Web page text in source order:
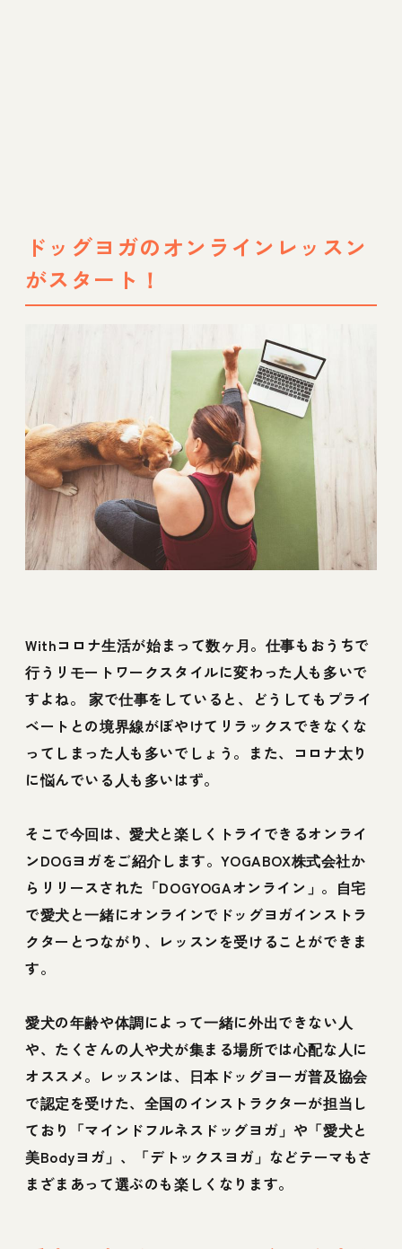
ドッグヨガのオンラインレッスン
がスタート！
Withコロナ生活が始まって数ヶ月。仕事もおうちで
行うリモートワークスタイルに変わった人も多いで
すよね。 家で仕事をしていると、どうしてもプライ
ベートとの境界線がぼやけてリラックスできなくな
ってしまった人も多いでしょう。また、コロナ太り
に悩んでいる人も多いはず。
そこで今回は、愛犬と楽しくトライできるオンライ
ンDOGヨガをご紹介します。YOGABOX株式会社か
らリリースされた「DOGYOGAオンライン」。自宅
で愛犬と一緒にオンラインでドッグヨガインストラ
クターとつながり、レッスンを受けることができま
す。
愛犬の年齢や体調によって一緒に外出できない人
や、たくさんの人や犬が集まる場所では心配な人に
オススメ。レッスンは、日本ドッグヨーガ普及協会
で認定を受けた、全国のインストラクターが担当し
ており「マインドフルネスドッグヨガ」や「愛犬と
美Bodyヨガ」、「デトックスヨガ」などテーマもさ
まざまあって選ぶのも楽しくなります。